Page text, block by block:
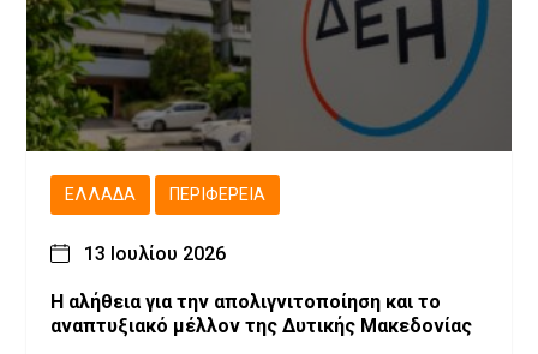
ΕΛΛΆΔΑ ΠΕΡΙΦΈΡΕΙΑ
13 Ιουλίου 2026
Η αλήθεια για την απολιγνιτοποίηση και το
αναπτυξιακό μέλλον της Δυτικής Μακεδονίας